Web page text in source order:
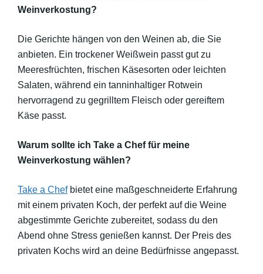
Weinverkostung?
Die Gerichte hängen von den Weinen ab, die Sie
anbieten. Ein trockener Weißwein passt gut zu
Meeresfrüchten, frischen Käsesorten oder leichten
Salaten, während ein tanninhaltiger Rotwein
hervorragend zu gegrilltem Fleisch oder gereiftem
Käse passt.
Warum sollte ich Take a Chef für meine
Weinverkostung wählen?
Take a Chefbietet eine maßgeschneiderte Erfahrung
mit einem privaten Koch, der perfekt auf die Weine
abgestimmte Gerichte zubereitet, sodass du den
Abend ohne Stress genießen kannst. Der Preis des
privaten Kochs wird an deine Bedürfnisse angepasst.